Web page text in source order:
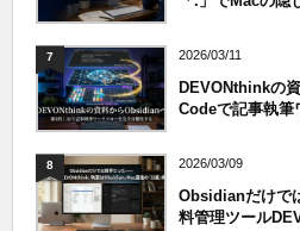
7 2026/03/11
DEVONthinkの
Codeで記事執筆
8 2026/03/09
Obsidianだけで
料管理ツール